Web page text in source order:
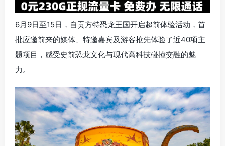
6月9日至15日， 自贡方特恐龙王国开启超前体验活动，首
批应邀前来的媒体、特邀嘉宾及游客抢先体验了近40项主
题项目，感受史前恐龙文化与现代高科技碰撞交融的魅
力。